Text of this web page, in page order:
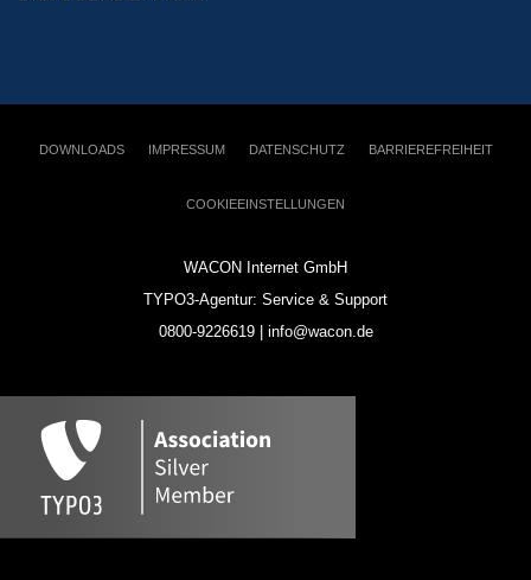
DOWNLOADS IMPRESSUM DATENSCHUTZ BARRIEREFREIHEIT
COOKIEEINSTELLUNGEN
WACON Internet GmbH
TYPO3-Agentur: Service & Support
0800-9226619 | info@wacon.de